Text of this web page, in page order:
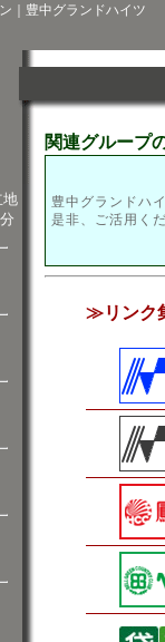
｜豊中グランドハイツ
関連グループ
豊中グランドハ
是非、ご活用く
≫リンク
地